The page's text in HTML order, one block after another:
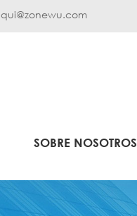
qui@zonewu.com
SOBRE NOSOTROS